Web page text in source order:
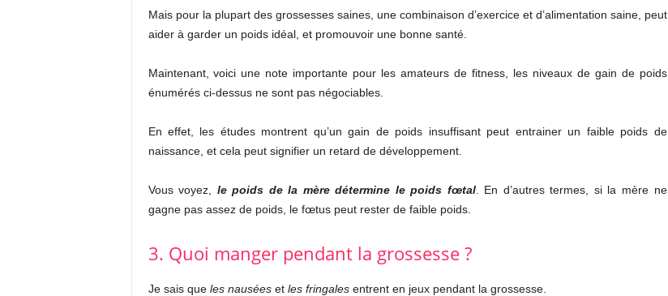
Mais pour la plupart des grossesses saines, une combinaison d’exercice et d’alimentation saine, peut
aider à garder un poids idéal, et promouvoir une bonne santé.
Maintenant, voici une note importante pour les amateurs de fitness, les niveaux de gain de poids
énumérés ci-dessus ne sont pas négociables.
En effet, les études montrent qu’un gain de poids insuffisant peut entrainer un faible poids de
naissance, et cela peut signifier un retard de développement.
Vous voyez, le poids de la mère détermine le poids fœtal. En d’autres termes, si la mère ne
gagne pas assez de poids, le fœtus peut rester de faible poids.
3. Quoi manger pendant la grossesse ?
Je sais que les nauséeset les fringalesentrent en jeux pendant la grossesse.